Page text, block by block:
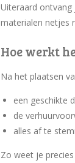
Uiteraard
materialen netjes
Hoe werkt
Na het plaatsen
een geschikte
de
alles af te
Zo weet je